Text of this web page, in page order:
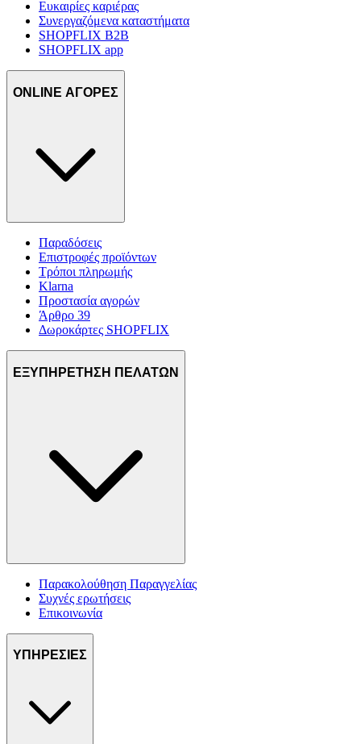
Ευκαιρίες καριέρας
Συνεργαζόμενα καταστήματα
SHOPFLIX B2B
SHOPFLIX app
ONLINE ΑΓΟΡΕΣ
Παραδόσεις
Επιστροφές προϊόντων
Τρόποι πληρωμής
Klarna
Προστασία αγορών
Άρθρο 39
Δωροκάρτες SHOPFLIX
ΕΞΥΠΗΡΕΤΗΣΗ ΠΕΛΑΤΩΝ
Παρακολούθηση Παραγγελίας
Συχνές ερωτήσεις
Επικοινωνία
ΥΠΗΡΕΣΙΕΣ